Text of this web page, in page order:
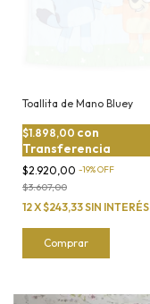
Toallita de Mano Bluey
$2.920,00 -19%OFF
$3.607,00
$1.898,00 con
Transferencia
12X$243,33SIN INTERÉS